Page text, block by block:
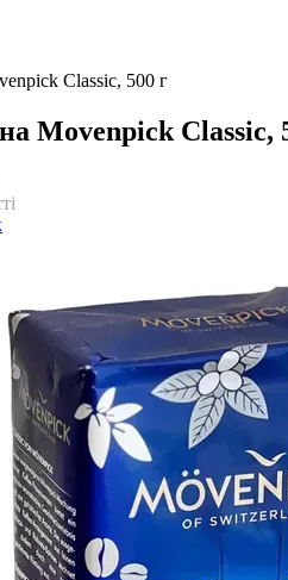
Classic, 500 г
Movenpick Classic,